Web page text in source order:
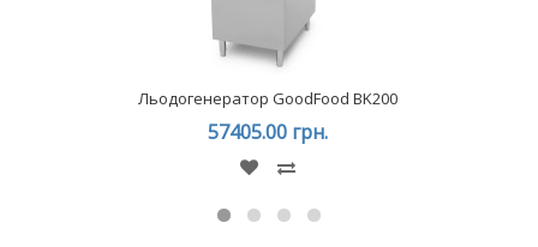
Льодогенератор GoodFood BK200
57405.00 грн.